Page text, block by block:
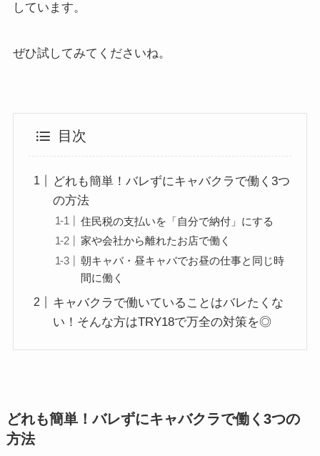
しています。
ぜひ試してみてくださいね。
目次
どれも簡単！バレずにキャバクラで働く3つ
の方法
住民税の支払いを「自分で納付」にする
家や会社から離れたお店で働く
朝キャバ・昼キャバでお昼の仕事と同じ時
間に働く
キャバクラで働いていることはバレたくな
い！そんな方はTRY18で万全の対策を◎
どれも簡単！バレずにキャバクラで働く3つの
方法